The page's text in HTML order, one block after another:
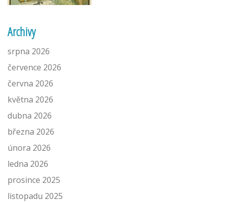
Archivy
srpna 2026
července 2026
června 2026
května 2026
dubna 2026
března 2026
února 2026
ledna 2026
prosince 2025
listopadu 2025